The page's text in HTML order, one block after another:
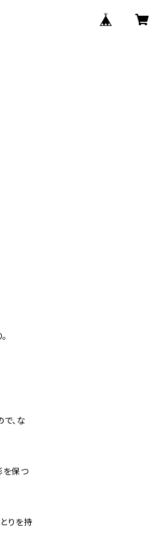
、な
を保つ
りを持